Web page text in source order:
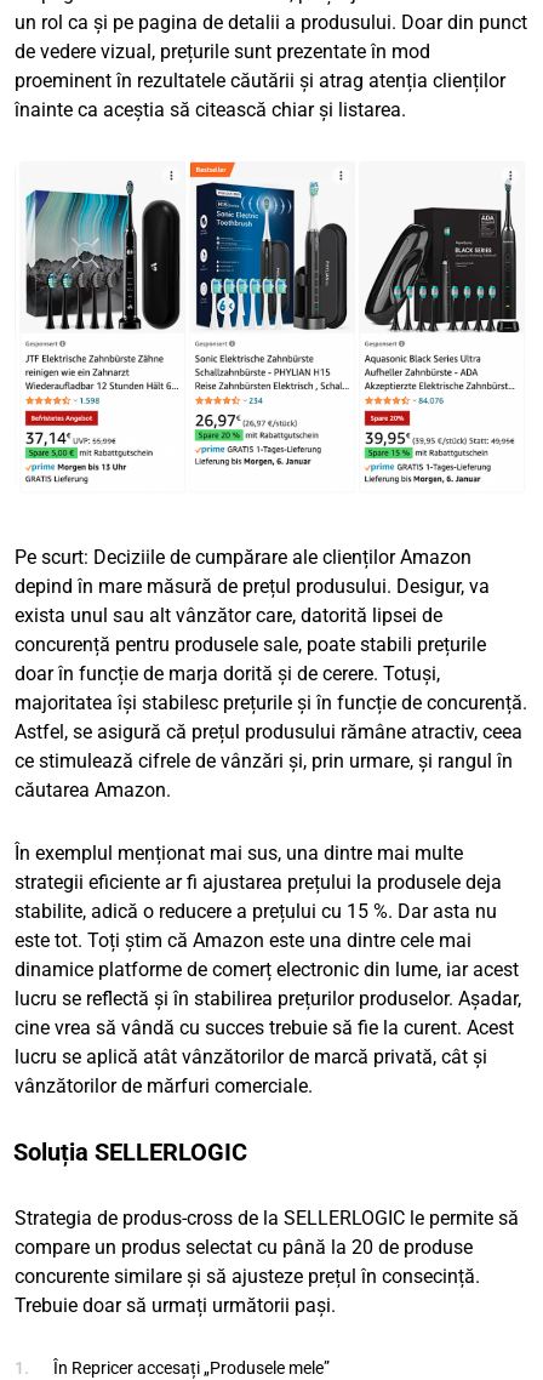
un rol ca și pe pagina de detalii a produsului. Doar din punct
de vedere vizual, prețurile sunt prezentate în mod
proeminent în rezultatele căutării și atrag atenția clienților
înainte ca aceștia să citească chiar și listarea.
Pe scurt: Deciziile de cumpărare ale clienților Amazon
depind în mare măsură de prețul produsului. Desigur, va
exista unul sau alt vânzător care, datorită lipsei de
concurență pentru produsele sale, poate stabili prețurile
doar în funcție de marja dorită și de cerere. Totuși,
majoritatea își stabilesc prețurile și în funcție de concurență.
Astfel, se asigură că prețul produsului rămâne atractiv, ceea
ce stimulează cifrele de vânzări și, prin urmare, și rangul în
căutarea Amazon.
În exemplul menționat mai sus, una dintre mai multe
strategii eficiente ar fi ajustarea prețului la produsele deja
stabilite, adică o reducere a prețului cu 15 %. Dar asta nu
este tot. Toți știm că Amazon este una dintre cele mai
dinamice platforme de comerț electronic din lume, iar acest
lucru se reflectă și în stabilirea prețurilor produselor. Așadar,
cine vrea să vândă cu succes trebuie să fie la curent. Acest
lucru se aplică atât vânzătorilor de marcă privată, cât și
vânzătorilor de mărfuri comerciale.
Soluția SELLERLOGIC
Strategia de produs-cross de la SELLERLOGIC le permite să
compare un produs selectat cu până la 20 de produse
concurente similare și să ajusteze prețul în consecință.
Trebuie doar să urmați următorii pași.
În Repricer accesați „Produsele mele”